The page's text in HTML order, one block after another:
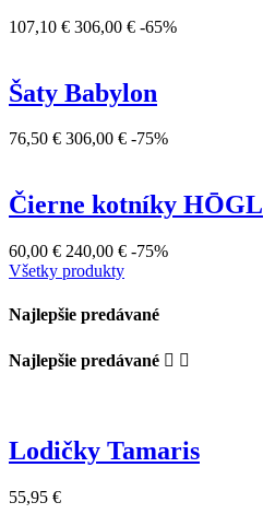
107,10 € 306,00 € -65%
Šaty Babylon
76,50 € 306,00 € -75%
Čierne kotníky HŌGL
60,00 € 240,00 € -75%
Všetky produkty
Najlepšie predávané
Najlepšie predávané  
Lodičky Tamaris
55,95 €